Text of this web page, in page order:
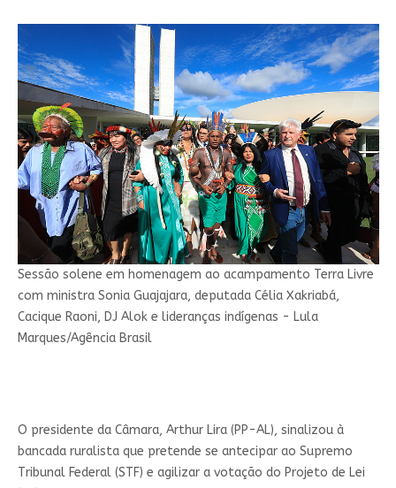
Sessão solene em homenagem ao acampamento Terra Livre
com ministra Sonia Guajajara, deputada Célia Xakriabá,
Cacique Raoni, DJ Alok e lideranças indígenas - Lula
Marques/Agência Brasil
O presidente da Câmara, Arthur Lira (PP-AL), sinalizou à
bancada ruralista que pretende se antecipar ao Supremo
Tribunal Federal (STF) e agilizar a votação do Projeto de Lei